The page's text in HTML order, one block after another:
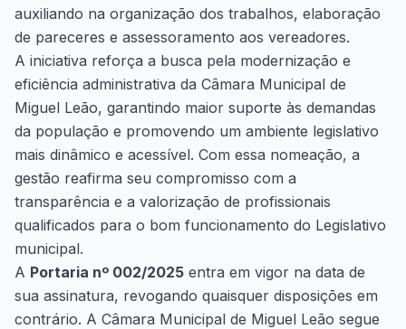
auxiliando na organização dos trabalhos, elaboração
de pareceres e assessoramento aos vereadores.
A iniciativa reforça a busca pela modernização e
eficiência administrativa da Câmara Municipal de
Miguel Leão, garantindo maior suporte às demandas
da população e promovendo um ambiente legislativo
mais dinâmico e acessível. Com essa nomeação, a
gestão reafirma seu compromisso com a
transparência e a valorização de profissionais
qualificados para o bom funcionamento do Legislativo
municipal.
A Portaria nº 002/2025 entra em vigor na data de
sua assinatura, revogando quaisquer disposições em
contrário. A Câmara Municipal de Miguel Leão segue